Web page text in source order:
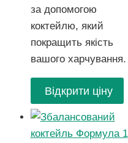
за допомогою
коктейлю, який
покращить якість
вашого харчування.
Відкрити ціну